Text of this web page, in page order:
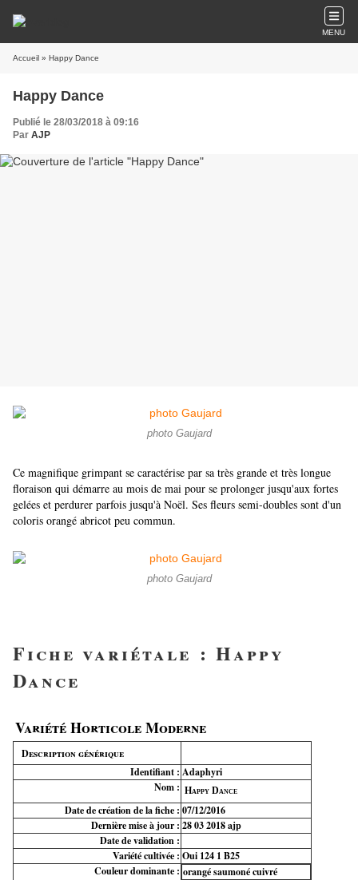
MENU
Accueil » Happy Dance
Happy Dance
Publié le 28/03/2018 à 09:16
Par AJP
photo Gaujard
Ce magnifique grimpant se caractérise par sa très grande et très longue
floraison qui démarre au mois de mai pour se prolonger jusqu'aux fortes
gelées et perdurer parfois jusqu'à Noël. Ses fleurs semi-doubles sont d'un
coloris orangé abricot peu commun.
photo Gaujard
Fiche variétale : Happy
Dance
Variété Horticole Moderne
Description générique
Identifiant : Adaphyri
Nom : Happy Dance
Date de création de la fiche : 07/12/2016
Dernière mise à jour : 28 03 2018 ajp
Date de validation :
Variété cultivée : Oui 124 1 B25
Couleur dominante : orangé saumoné cuivré